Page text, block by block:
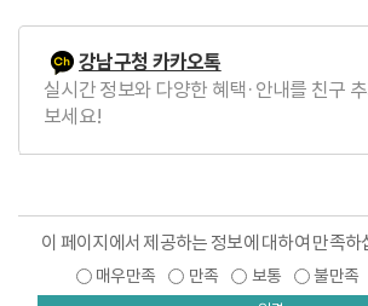
이
지 로
로 이
로
강남구청 카카오톡
실시간 정보와 다양한 혜택·안내를 친구
보세요!
이 페이지에서 제공하는 정보에 대하여 만족하
매우만족 만족 보통 불만족